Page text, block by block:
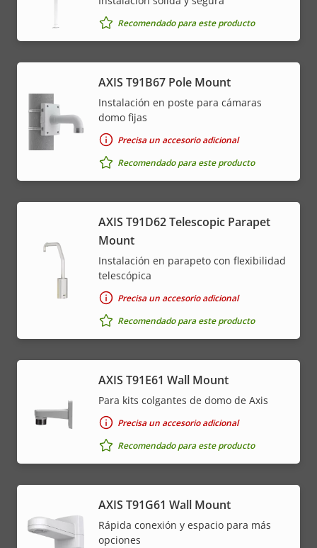
Recomendado para este producto
AXIS T91B67 Pole Mount
Instalación en poste para cámaras
domo fijas
Precisa un accesorio adicional
Recomendado para este producto
AXIS T91D62 Telescopic Parapet
Mount
Instalación en parapeto con flexibilidad
telescópica
Precisa un accesorio adicional
Recomendado para este producto
AXIS T91E61 Wall Mount
Para kits colgantes de domo de Axis
Precisa un accesorio adicional
Recomendado para este producto
AXIS T91G61 Wall Mount
Rápida conexión y espacio para más
opciones